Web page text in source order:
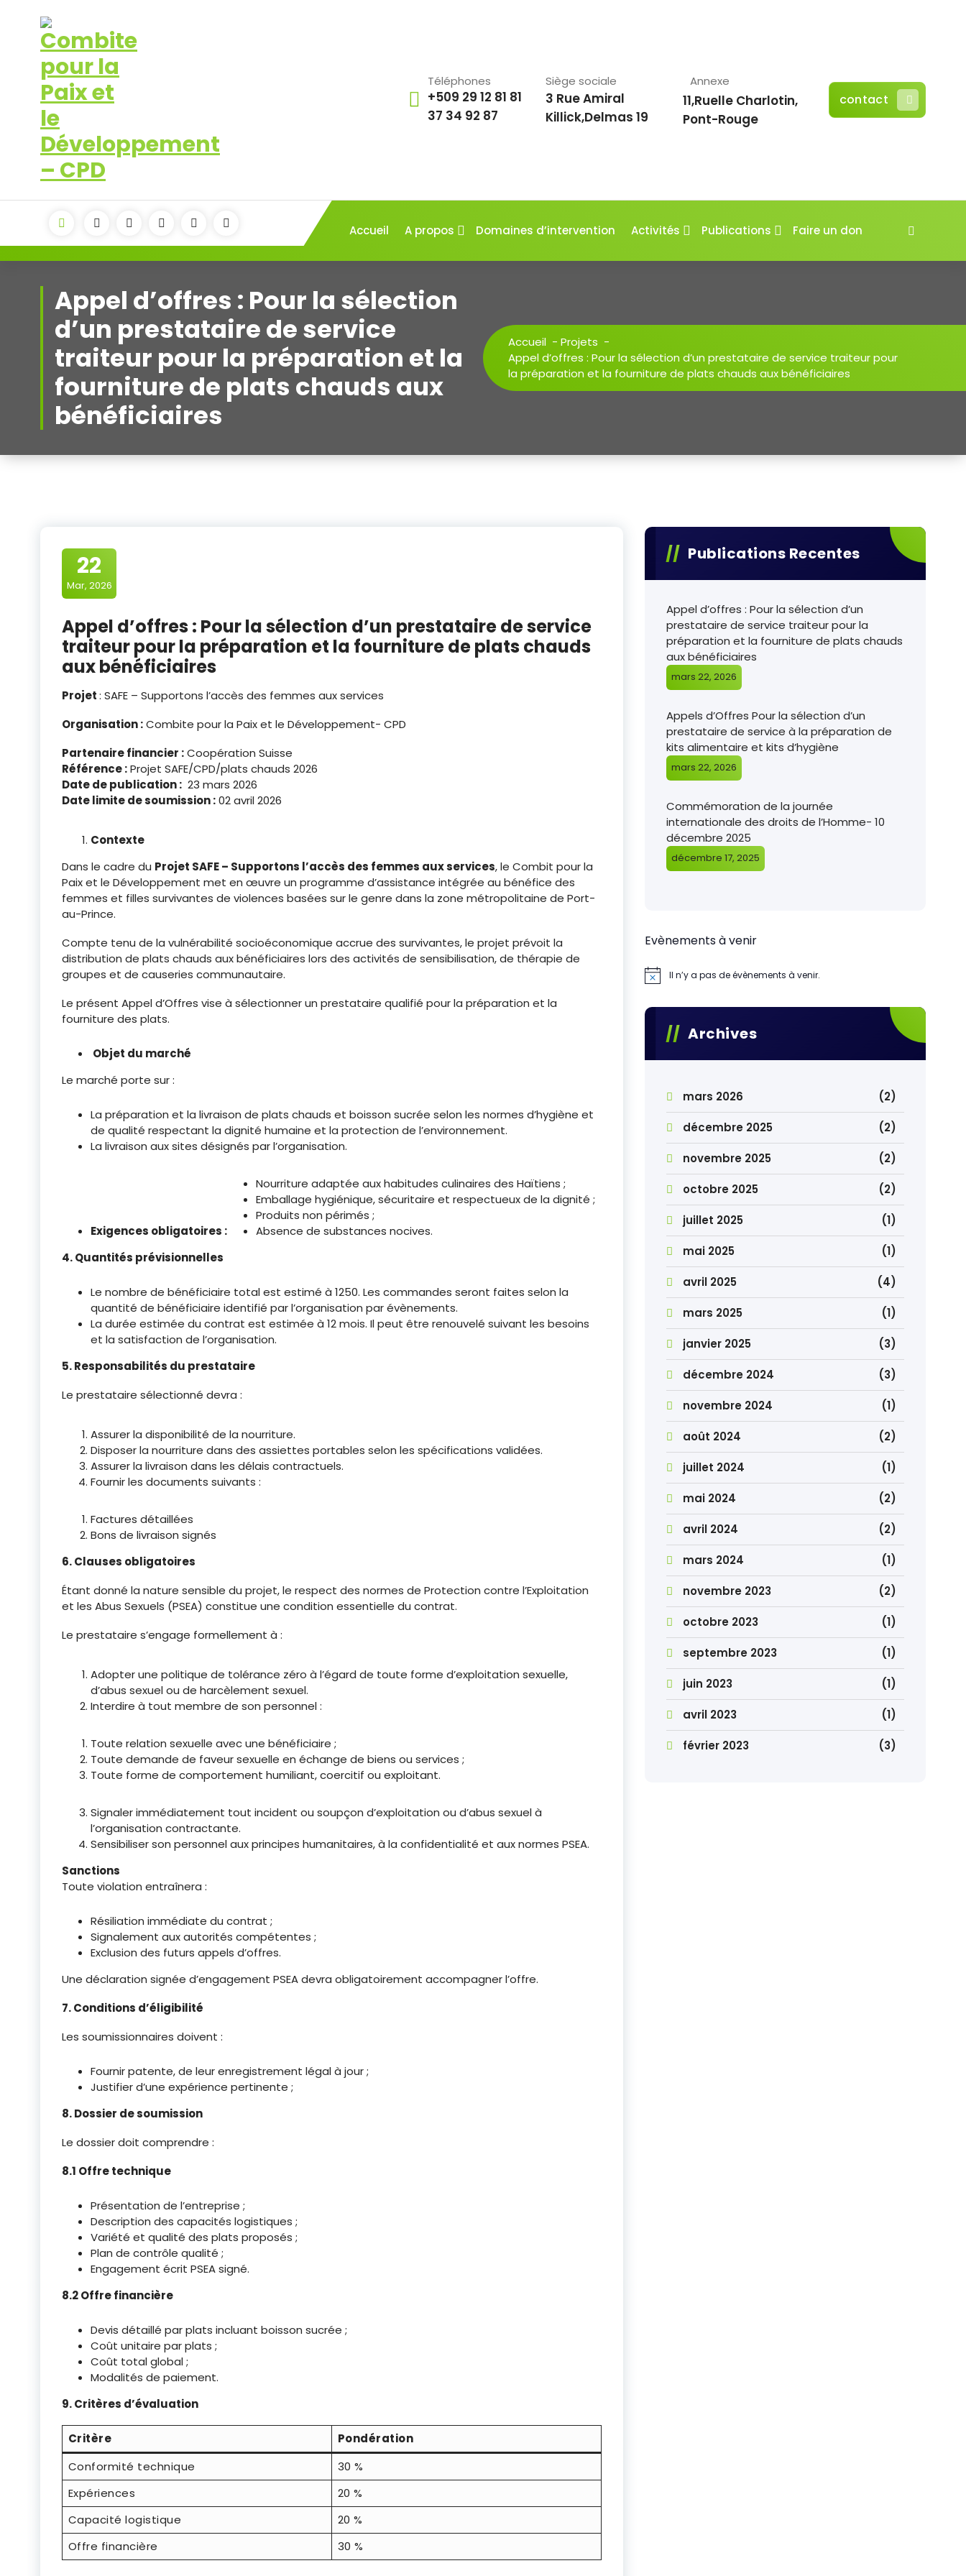
contenu
Téléphones
+509 29 12 81 81
37 34 92 87
Siège sociale
3 Rue Amiral
Killick,Delmas 19
Annexe
11,Ruelle Charlotin,
Pont-Rouge
contact
Accueil A propos Domaines d’intervention Activités Publications Faire un don
Appel d’offres : Pour la sélection
d’un prestataire de service
traiteur pour la préparation et la
fourniture de plats chauds aux
bénéficiaires
Accueil - Projets -
Appel d’offres : Pour la sélection d’un prestataire de service traiteur pour
la préparation et la fourniture de plats chauds aux bénéficiaires
22
Mar, 2026
Appel d’offres : Pour la sélection d’un prestataire de service
traiteur pour la préparation et la fourniture de plats chauds
aux bénéficiaires
Projet: SAFE – Supportons l’accès des femmes aux services
Organisation :Combite pour la Paix et le Développement- CPD
Partenaire financier :Coopération Suisse
Référence :Projet SAFE/CPD/plats chauds 2026
Date de publication : 23 mars 2026
Date limite de soumission :02 avril 2026
Contexte
Dans le cadre du Projet SAFE – Supportons l’accès des femmes aux services, le Combit pour la
Paix et le Développement met en œuvre un programme d’assistance intégrée au bénéfice des
femmes et filles survivantes de violences basées sur le genre dans la zone métropolitaine de Port-
au-Prince.
Compte tenu de la vulnérabilité socioéconomique accrue des survivantes, le projet prévoit la
distribution de plats chauds aux bénéficiaires lors des activités de sensibilisation, de thérapie de
groupes et de causeries communautaire.
Le présent Appel d’Offres vise à sélectionner un prestataire qualifié pour la préparation et la
fourniture des plats.
Objet du marché
Le marché porte sur :
La préparation et la livraison de plats chauds et boisson sucrée selon les normes d’hygiène et
de qualité respectant la dignité humaine et la protection de l’environnement.
La livraison aux sites désignés par l’organisation.
Exigences obligatoires :
Nourriture adaptée aux habitudes culinaires des Haïtiens ;
Emballage hygiénique, sécuritaire et respectueux de la dignité ;
Produits non périmés ;
Absence de substances nocives.
4. Quantités prévisionnelles
Le nombre de bénéficiaire total est estimé à 1250. Les commandes seront faites selon la
quantité de bénéficiaire identifié par l’organisation par évènements.
La durée estimée du contrat est estimée à 12 mois. Il peut être renouvelé suivant les besoins
et la satisfaction de l’organisation.
5. Responsabilités du prestataire
Le prestataire sélectionné devra :
Assurer la disponibilité de la nourriture.
Disposer la nourriture dans des assiettes portables selon les spécifications validées.
Assurer la livraison dans les délais contractuels.
Fournir les documents suivants :
Factures détaillées
Bons de livraison signés
6. Clauses obligatoires
Étant donné la nature sensible du projet, le respect des normes de Protection contre l’Exploitation
et les Abus Sexuels (PSEA) constitue une condition essentielle du contrat.
Le prestataire s’engage formellement à :
Adopter une politique de tolérance zéro à l’égard de toute forme d’exploitation sexuelle,
d’abus sexuel ou de harcèlement sexuel.
Interdire à tout membre de son personnel :
Toute relation sexuelle avec une bénéficiaire ;
Toute demande de faveur sexuelle en échange de biens ou services ;
Toute forme de comportement humiliant, coercitif ou exploitant.
Signaler immédiatement tout incident ou soupçon d’exploitation ou d’abus sexuel à
l’organisation contractante.
Sensibiliser son personnel aux principes humanitaires, à la confidentialité et aux normes PSEA.
Sanctions
Toute violation entraînera :
Résiliation immédiate du contrat ;
Signalement aux autorités compétentes ;
Exclusion des futurs appels d’offres.
Une déclaration signée d’engagement PSEA devra obligatoirement accompagner l’offre.
7. Conditions d’éligibilité
Les soumissionnaires doivent :
Fournir patente, de leur enregistrement légal à jour ;
Justifier d’une expérience pertinente ;
8. Dossier de soumission
Le dossier doit comprendre :
8.1 Offre technique
Présentation de l’entreprise ;
Description des capacités logistiques ;
Variété et qualité des plats proposés ;
Plan de contrôle qualité ;
Engagement écrit PSEA signé.
8.2 Offre financière
Devis détaillé par plats incluant boisson sucrée ;
Coût unitaire par plats ;
Coût total global ;
Modalités de paiement.
9. Critères d’évaluation
Critère
Pondération
Conformité technique
30 %
Expériences
20 %
Capacité logistique
20 %
Offre financière
30 %
Publications Recentes
Appel d’offres : Pour la sélection d’un
prestataire de service traiteur pour la
préparation et la fourniture de plats chauds
aux bénéficiaires
mars 22, 2026
Appels d’Offres Pour la sélection d’un
prestataire de service à la préparation de
kits alimentaire et kits d’hygiène
mars 22, 2026
Commémoration de la journée
internationale des droits de l’Homme- 10
décembre 2025
décembre 17, 2025
Evènements à venir
Il n’y a pas de évènements à venir.
Archives
mars 2026 (2)
décembre 2025 (2)
novembre 2025 (2)
octobre 2025 (2)
juillet 2025 (1)
mai 2025 (1)
avril 2025 (4)
mars 2025 (1)
janvier 2025 (3)
décembre 2024 (3)
novembre 2024 (1)
août 2024 (2)
juillet 2024 (1)
mai 2024 (2)
avril 2024 (2)
mars 2024 (1)
novembre 2023 (2)
octobre 2023 (1)
septembre 2023 (1)
juin 2023 (1)
avril 2023 (1)
février 2023 (3)